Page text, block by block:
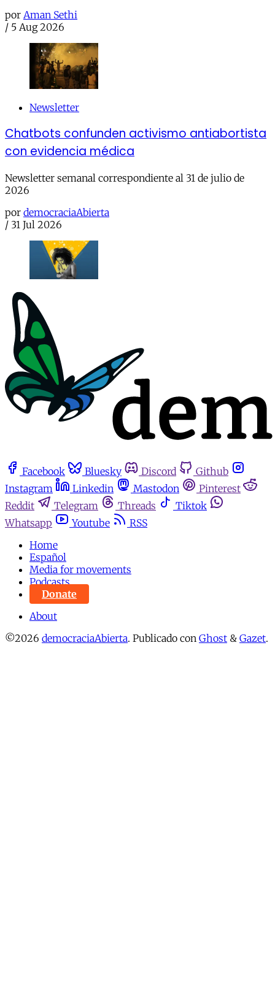
por Aman Sethi
/ 5 Aug 2026
Newsletter
Chatbots confunden activismo antiabortista
con evidencia médica
Newsletter semanal correspondiente al 31 de julio de
2026
por democraciaAbierta
/ 31 Jul 2026
Facebook Bluesky Discord
Github
Instagram
Linkedin Mastodon
Pinterest
Reddit
Telegram Threads
Tiktok
Whatsapp
Youtube
RSS
Home
Español
Media for movements
Podcasts
Donate
About
©2026 democraciaAbierta. Publicado con Ghost & Gazet.